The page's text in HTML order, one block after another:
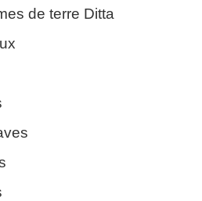
de terre Ditta